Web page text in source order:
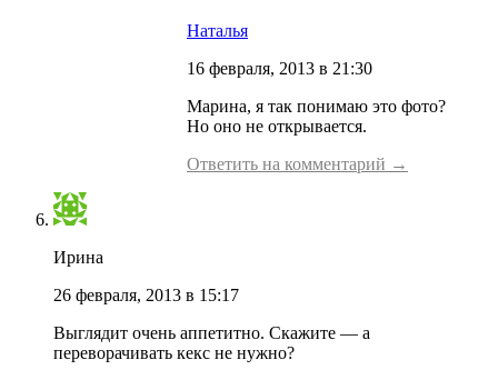
Наталья
16 февраля, 2013 в 21:30
Марина, я так понимаю это фото?
Но оно не открывается.
Ответить на комментарий →
Ирина
26 февраля, 2013 в 15:17
Выглядит очень аппетитно. Скажите — а
переворачивать кекс не нужно?